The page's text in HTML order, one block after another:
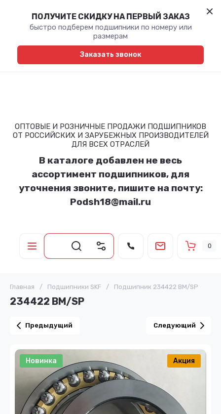
ПОЛУЧИТЕ СКИДКУ НА ПЕРВЫЙ ЗАКАЗ
быстро подберем подшипники по номеру или
размерам
Заказать звонок
ОПТОВЫЕ И РОЗНИЧНЫЕ ПРОДАЖИ ПОДШИПНИКОВ
ОТ РОССИЙСКИХ И ЗАРУБЕЖНЫХ ПРОИЗВОДИТЕЛЕЙ
ДЛЯ ВСЕХ ОТРАСЛЕЙ
В каталоге добавлен не весь
ассортимент подшипников, для
уточнения звоните, пишите на почту:
Podsh18@mail.ru
0
Главная / Подшипники SKF / Подшипник 234422 BM/SP
234422 BM/SP
Предыдущий Следующий
Новинка Акция